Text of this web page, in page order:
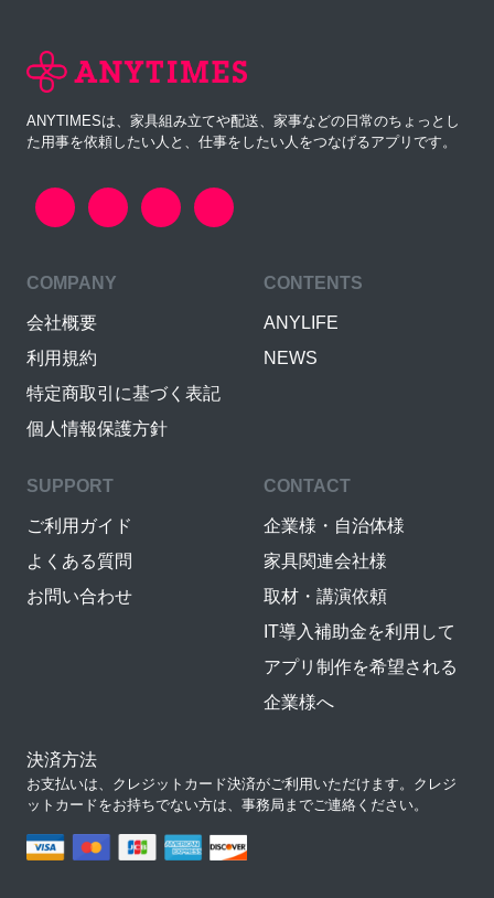
ANYTIMESは、家具組み立てや配送、家事などの日常のちょっとし
た用事を依頼したい人と、仕事をしたい人をつなげるアプリです。
COMPANY
会社概要
利用規約
特定商取引に基づく表記
個人情報保護方針
CONTENTS
ANYLIFE
NEWS
SUPPORT
ご利用ガイド
よくある質問
お問い合わせ
CONTACT
企業様・自治体様
家具関連会社様
取材・講演依頼
IT導入補助金を利用して
アプリ制作を希望される
企業様へ
決済方法
お支払いは、クレジットカード決済がご利用いただけます。クレジ
ットカードをお持ちでない方は、事務局までご連絡ください。